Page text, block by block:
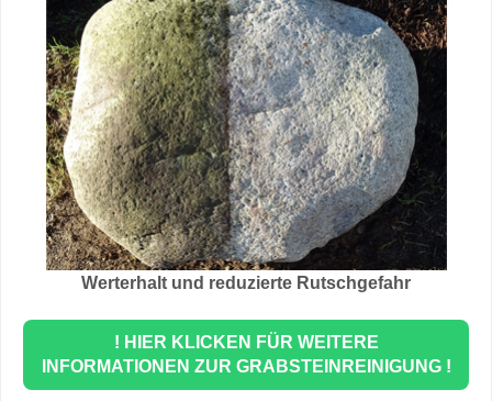
Werterhalt und reduzierte Rutschgefahr
! HIER KLICKEN FÜR WEITERE
INFORMATIONEN ZUR GRABSTEINREINIGUNG !